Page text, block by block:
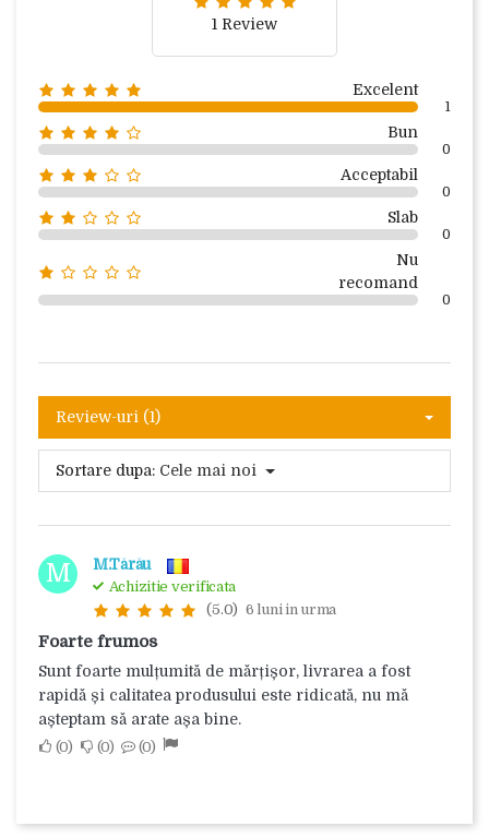
1 Review
Excelent
1
Bun
0
Acceptabil
0
Slab
0
Nu
recomand
0
Review-uri (1)
Sortare dupa: Cele mai noi
M M.Tărău
Achizitie verificata
(5.0) 6 luni in urma
Foarte frumos
Sunt foarte mulțumită de mărțișor, livrarea a fost
rapidă și calitatea produsului este ridicată, nu mă
așteptam să arate așa bine.
0 0 0